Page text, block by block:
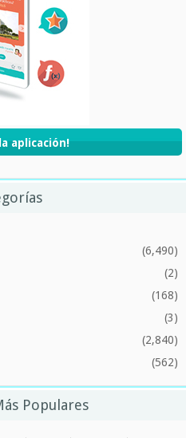
aplicación!
(6,490)
(2)
(168)
(3)
(2,840)
(562)
Populares